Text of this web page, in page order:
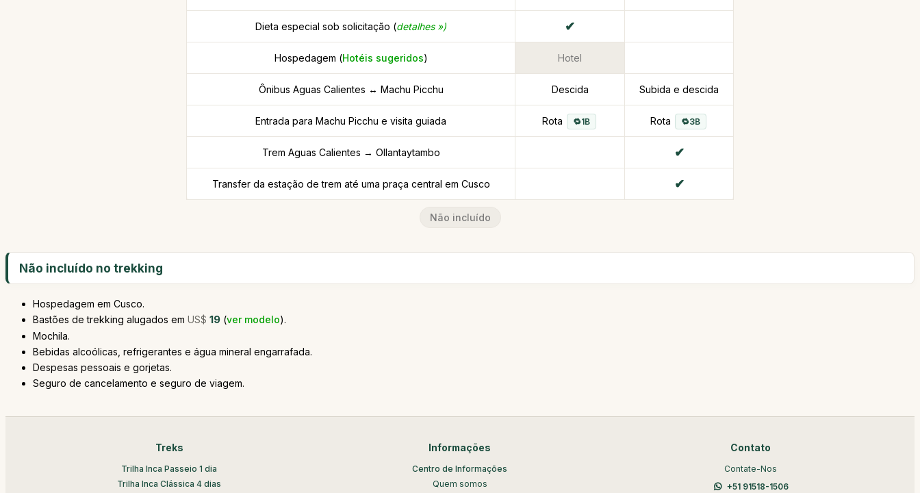
Dieta especial sob solicitação (detalhes »)
Hospedagem (Hotéis sugeridos) Hotel
Ônibus Aguas Calientes ↔ Machu Picchu Descida Subida e descida
Entrada para Machu Picchu e visita guiada Rota 1B Rota 3B
Trem Aguas Calientes → Ollantaytambo
Transfer da estação de trem até uma praça central em Cusco
Não incluído
Não incluído no trekking
Hospedagem em Cusco.
Bastões de trekking alugados em US$ 19 (ver modelo).
Mochila.
Bebidas alcoólicas, refrigerantes e água mineral engarrafada.
Despesas pessoais e gorjetas.
Seguro de cancelamento e seguro de viagem.
Treks
Trilha Inca Passeio 1 dia
Trilha Inca Clássica 4 dias
Informações
Centro de Informações
Quem somos
Contato
Contate-Nos
+51 91518-1506